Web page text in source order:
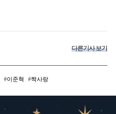
다른기사 보기
이준혁 짝사랑